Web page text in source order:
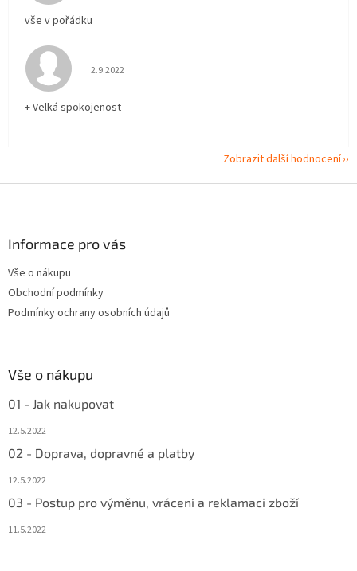
vše v pořádku
Hodnocení obchodu je 5 z 5 hvězdiček.
2.9.2022
+ Velká spokojenost
Zobrazit další hodnocení
Informace pro vás
Vše o nákupu
Obchodní podmínky
Podmínky ochrany osobních údajů
Vše o nákupu
01 - Jak nakupovat
12.5.2022
02 - Doprava, dopravné a platby
12.5.2022
03 - Postup pro výměnu, vrácení a reklamaci zboží
11.5.2022